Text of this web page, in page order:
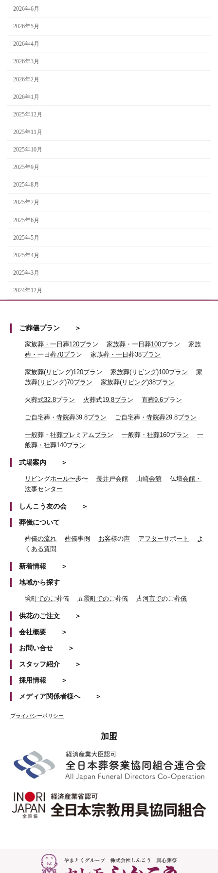
2026年6月
2026年5月
2026年4月
2026年3月
2026年2月
2026年1月
2025年12月
2025年11月
2025年10月
2025年9月
2025年8月
2025年7月
2025年6月
2025年5月
2025年4月
2025年3月
2024年12月
ご葬儀プラン
家族葬・一日葬120プラン 家族葬・一日葬100プラン
家族
葬・一日葬70プラン
家族葬・一日葬38プラン
家族葬(リビング)120プラン 家族葬(リビング)100プラン
家
族葬(リビング)70プラン
家族葬(リビング)38プラン
火葬式32.8プラン 火葬式19.8プラン 直葬9.6プラン
ご自宅葬・寺院葬39.8プラン ご自宅葬・寺院葬29.8プラン
一般葬・社葬プレミアムプラン 一般葬・社葬160プラン
一
般葬・社葬140プラン
式場案内
リビングホール〜歩〜 長井戸会館 山崎会館
仏壇会館・
法事センター
しんこう友の会
葬儀について
葬儀の流れ 葬儀事例 お客様の声 アフターサポート
よ
くある質問
新着情報
地域から探す
境町でのご葬儀 五霞町でのご葬儀 古河市でのご葬儀
供花のご注文
会社概要
お問い合せ
スタッフ紹介
採用情報
メディア関係者様へ
プライバシーポリシー
加盟